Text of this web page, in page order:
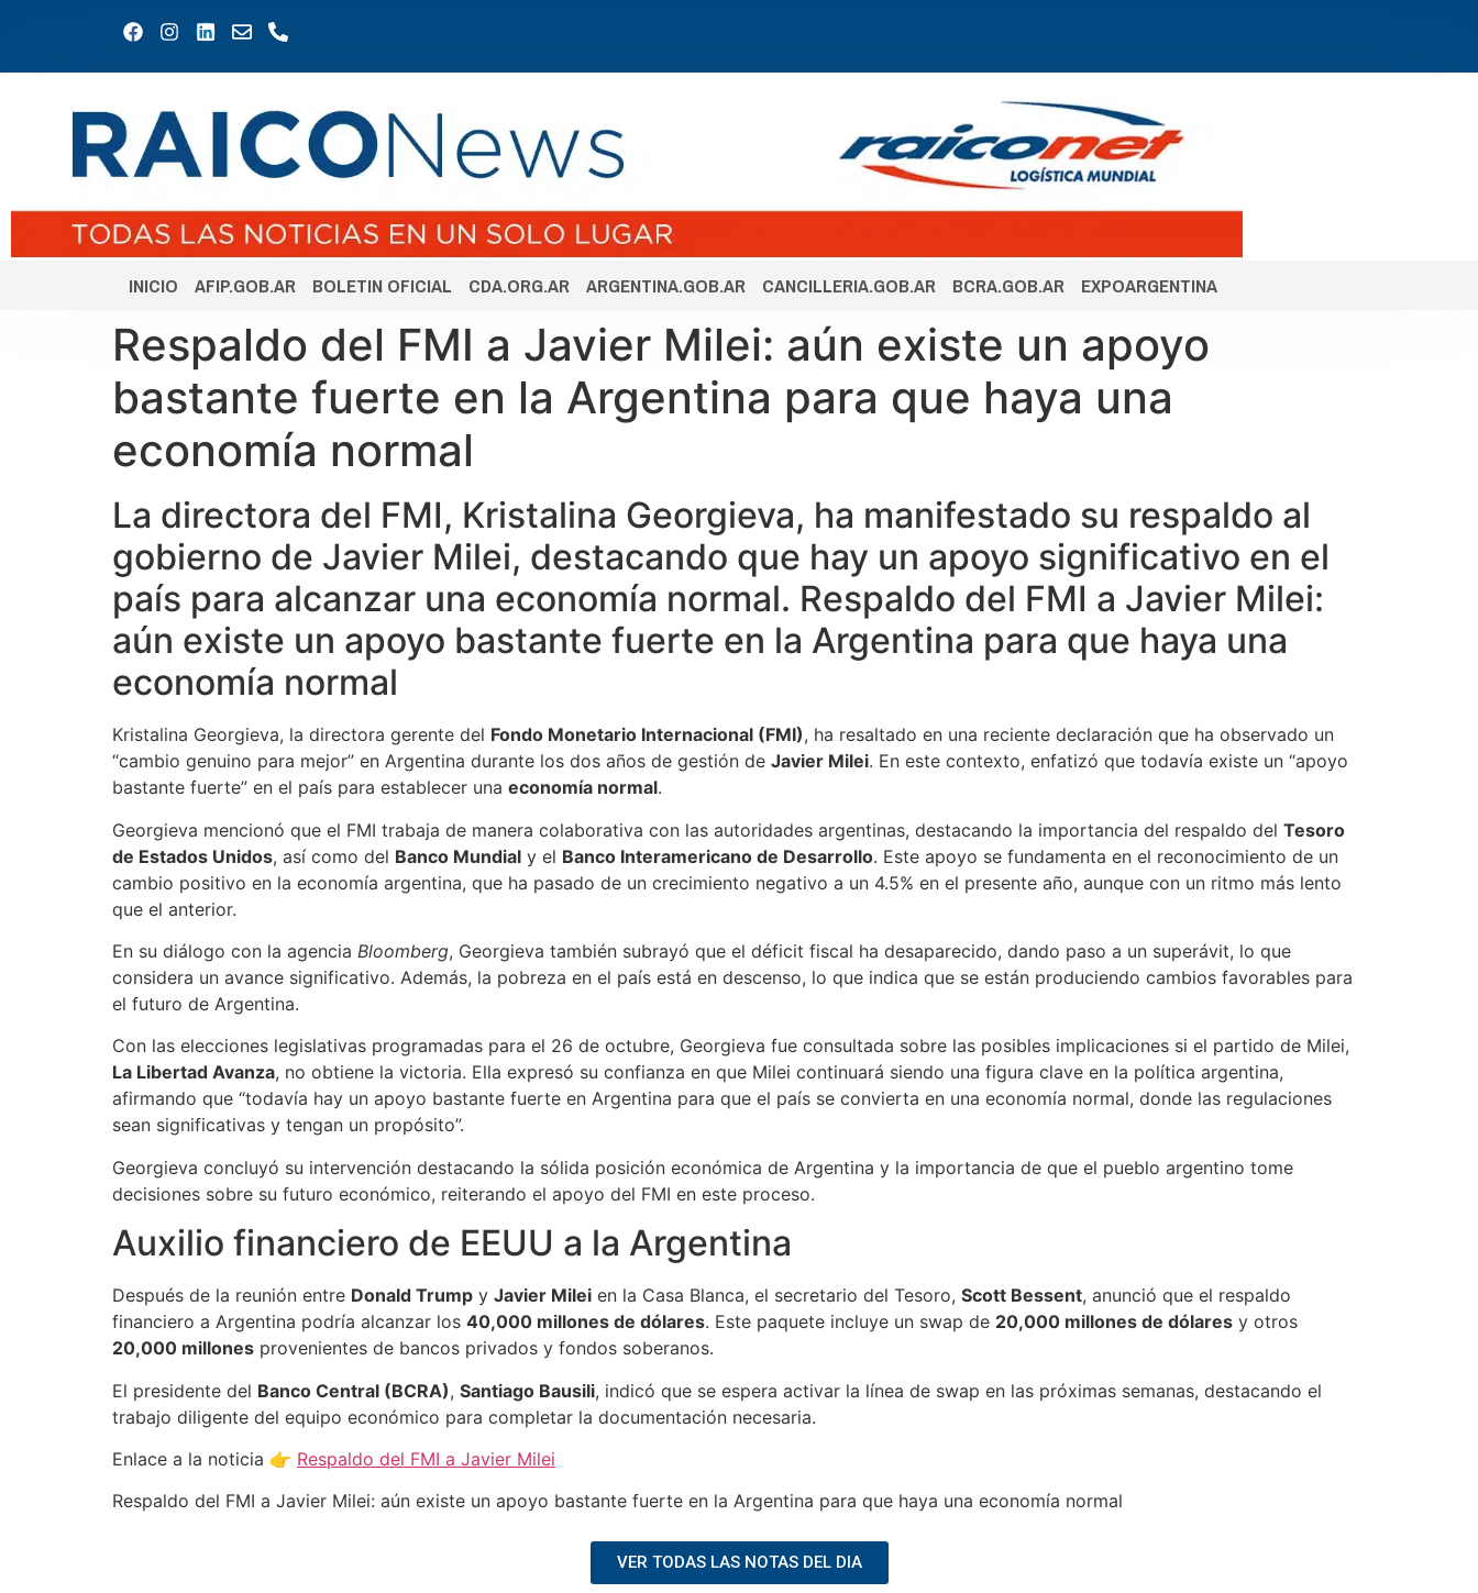
INICIO AFIP.GOB.AR BOLETIN OFICIAL CDA.ORG.AR ARGENTINA.GOB.AR CANCILLERIA.GOB.AR BCRA.GOB.AR EXPOARGENTINA
Respaldo del FMI a Javier Milei: aún existe un apoyo
bastante fuerte en la Argentina para que haya una
economía normal
La directora del FMI, Kristalina Georgieva, ha manifestado su respaldo al
gobierno de Javier Milei, destacando que hay un apoyo significativo en el
país para alcanzar una economía normal. Respaldo del FMI a Javier Milei:
aún existe un apoyo bastante fuerte en la Argentina para que haya una
economía normal
Kristalina Georgieva, la directora gerente del Fondo Monetario Internacional (FMI), ha resaltado en una reciente declaración que ha observado un
“cambio genuino para mejor” en Argentina durante los dos años de gestión de Javier Milei. En este contexto, enfatizó que todavía existe un “apoyo
bastante fuerte” en el país para establecer una economía normal.
Georgieva mencionó que el FMI trabaja de manera colaborativa con las autoridades argentinas, destacando la importancia del respaldo del Tesoro
de Estados Unidos, así como del Banco Mundial y el Banco Interamericano de Desarrollo. Este apoyo se fundamenta en el reconocimiento de un
cambio positivo en la economía argentina, que ha pasado de un crecimiento negativo a un 4.5% en el presente año, aunque con un ritmo más lento
que el anterior.
En su diálogo con la agencia Bloomberg, Georgieva también subrayó que el déficit fiscal ha desaparecido, dando paso a un superávit, lo que
considera un avance significativo. Además, la pobreza en el país está en descenso, lo que indica que se están produciendo cambios favorables para
el futuro de Argentina.
Con las elecciones legislativas programadas para el 26 de octubre, Georgieva fue consultada sobre las posibles implicaciones si el partido de Milei,
La Libertad Avanza, no obtiene la victoria. Ella expresó su confianza en que Milei continuará siendo una figura clave en la política argentina,
afirmando que “todavía hay un apoyo bastante fuerte en Argentina para que el país se convierta en una economía normal, donde las regulaciones
sean significativas y tengan un propósito”.
Georgieva concluyó su intervención destacando la sólida posición económica de Argentina y la importancia de que el pueblo argentino tome
decisiones sobre su futuro económico, reiterando el apoyo del FMI en este proceso.
Auxilio financiero de EEUU a la Argentina
Después de la reunión entre Donald Trump y Javier Milei en la Casa Blanca, el secretario del Tesoro, Scott Bessent, anunció que el respaldo
financiero a Argentina podría alcanzar los 40,000 millones de dólares. Este paquete incluye un swap de 20,000 millones de dólares y otros
20,000 millones provenientes de bancos privados y fondos soberanos.
El presidente del Banco Central (BCRA), Santiago Bausili, indicó que se espera activar la línea de swap en las próximas semanas, destacando el
trabajo diligente del equipo económico para completar la documentación necesaria.
Enlace a la noticia 👉 Respaldo del FMI a Javier Milei
Respaldo del FMI a Javier Milei: aún existe un apoyo bastante fuerte en la Argentina para que haya una economía normal
VER TODAS LAS NOTAS DEL DIA